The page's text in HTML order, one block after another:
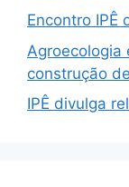
Encontro IPÊ
Agroecologia
construção
IPÊ divulga